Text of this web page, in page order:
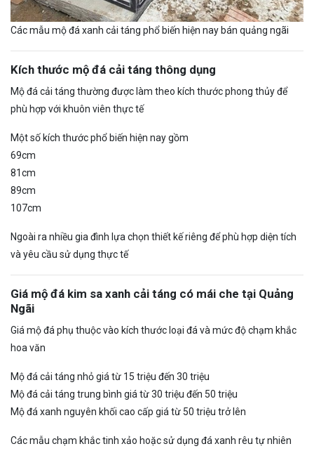
Các mẫu mộ đá xanh cải táng phổ biến hiện nay bán quảng ngãi
Kích thước mộ đá cải táng thông dụng
Mộ đá cải táng thường được làm theo kích thước phong thủy để
phù hợp với khuôn viên thực tế
Một số kích thước phổ biến hiện nay gồm
69cm
81cm
89cm
107cm
Ngoài ra nhiều gia đình lựa chọn thiết kế riêng để phù hợp diện tích
và yêu cầu sử dụng thực tế
Giá mộ đá kim sa xanh cải táng có mái che tại Quảng
Ngãi
Giá mộ đá phụ thuộc vào kích thước loại đá và mức độ chạm khắc
hoa văn
Mộ đá cải táng nhỏ giá từ 15 triệu đến 30 triệu
Mộ đá cải táng trung bình giá từ 30 triệu đến 50 triệu
Mộ đá xanh nguyên khối cao cấp giá từ 50 triệu trở lên
Các mẫu chạm khắc tinh xảo hoặc sử dụng đá xanh rêu tự nhiên